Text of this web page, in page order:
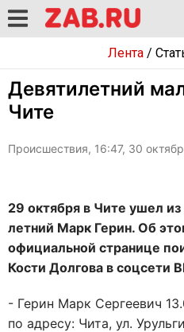
Лента/
Девятилетний
Чите
Происшествия, 16:47, 30
29 октября в Чите ушел
летний Марк Герин. Об
официальной странице
Кости Долгова в соцсети
- Герин Марк Сергеевич
по адресу: Чита, ул.